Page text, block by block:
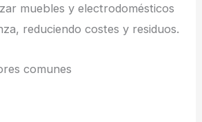
muebles y electrodomésticos
reduciendo costes y residuos.
comunes